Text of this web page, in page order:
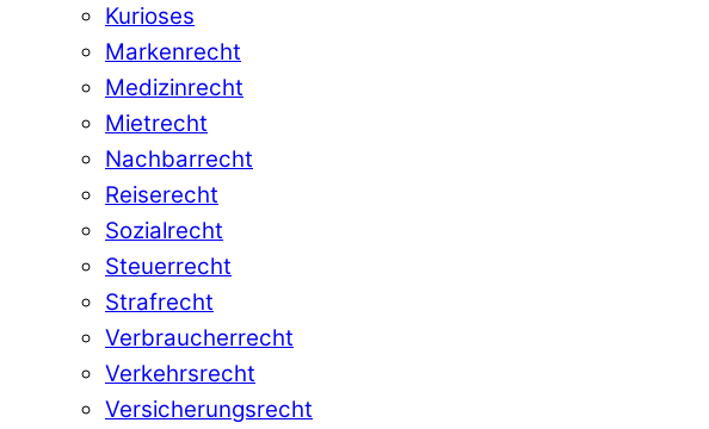
Kurioses
Markenrecht
Medizinrecht
Mietrecht
Nachbarrecht
Reiserecht
Sozialrecht
Steuerrecht
Strafrecht
Verbraucherrecht
Verkehrsrecht
Versicherungsrecht